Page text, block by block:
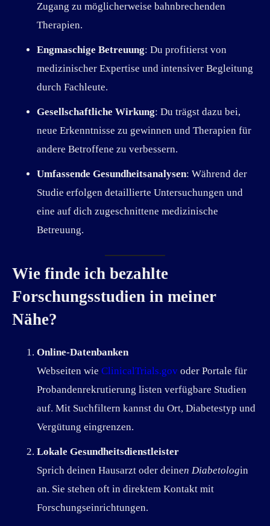
Zugang zu möglicherweise bahnbrechenden
Therapien.
Engmaschige Betreuung: Du profitierst von
medizinischer Expertise und intensiver Begleitung
durch Fachleute.
Gesellschaftliche Wirkung: Du trägst dazu bei,
neue Erkenntnisse zu gewinnen und Therapien für
andere Betroffene zu verbessern.
Umfassende Gesundheitsanalysen: Während der
Studie erfolgen detaillierte Untersuchungen und
eine auf dich zugeschnittene medizinische
Betreuung.
Wie finde ich bezahlte
Forschungsstudien in meiner
Nähe?
Online-Datenbanken
Webseiten wie ClinicalTrials.gov oder Portale für
Probandenrekrutierung listen verfügbare Studien
auf. Mit Suchfiltern kannst du Ort, Diabetestyp und
Vergütung eingrenzen.
Lokale Gesundheitsdienstleister
Sprich deinen Hausarzt oder deinen Diabetologin
an. Sie stehen oft in direktem Kontakt mit
Forschungseinrichtungen.